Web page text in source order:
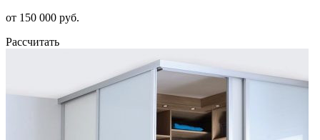
от 150 000 руб.
Рассчитать